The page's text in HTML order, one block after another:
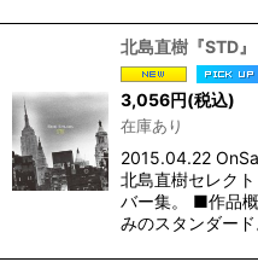
北島直樹『STD』
3,056円(税込)
在庫あり
2015.04.22
北島直樹セレク
バー集。 ■作品
みのスタンダー